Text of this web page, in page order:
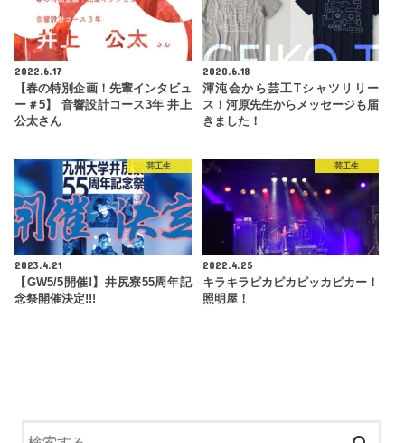
2022.6.17
【春の特別企画！先輩インタビュ
ー＃5】 音響設計コース3年 井上
公太さん
2020.6.18
渾沌会から芸工Tシャツリリー
ス！河原先生からメッセージも届
きました！
芸工生
2023.4.21
【GW5/5開催!】井尻寮55周年記
念祭開催決定!!!
芸工生
2022.4.25
キラキラピカピカピッカピカー！
照明屋！